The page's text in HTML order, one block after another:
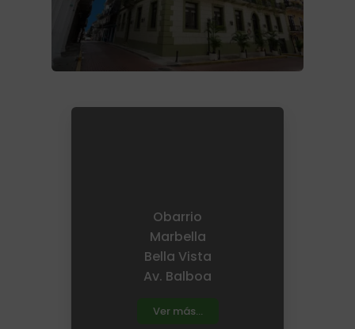
Obarrio
Marbella
Bella Vista
Av. Balboa
Ver más...